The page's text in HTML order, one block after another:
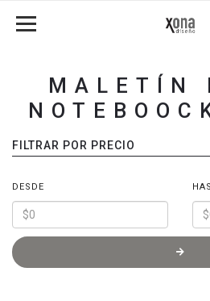
MALETÍN
FILTRAR POR PRECIO
DESDE